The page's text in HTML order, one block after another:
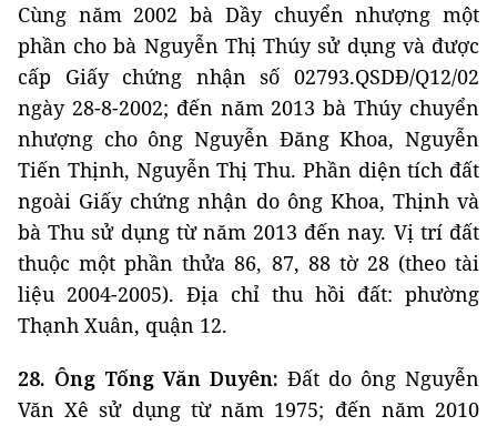
Cùng năm 2002 bà Dầy chuyển nhượng một
phần cho bà Nguyễn Thị Thúy sử dụng và được
cấp Giấy chứng nhận số 02793.QSDĐ/Q12/02
ngày 28-8-2002; đến năm 2013 bà Thúy chuyển
nhượng cho ông Nguyễn Đăng Khoa, Nguyễn
Tiến Thịnh, Nguyễn Thị Thu. Phần diện tích đất
ngoài Giấy chứng nhận do ông Khoa, Thịnh và
bà Thu sử dụng từ năm 2013 đến nay. Vị trí đất
thuộc một phần thửa 86, 87, 88 tờ 28 (theo tài
liệu 2004-2005). Địa chỉ thu hồi đất: phường
Thạnh Xuân, quận 12.
28. Ông Tống Văn Duyên: Đất do ông Nguyễn
Văn Xê sử dụng từ năm 1975; đến năm 2010